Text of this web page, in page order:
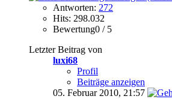
Antworten: 272
Hits: 298.032
Bewertung0 / 5
Letzter Beitrag von
luxi68
Profil
Beiträge anzeigen
05. Februar 2010, 21:57